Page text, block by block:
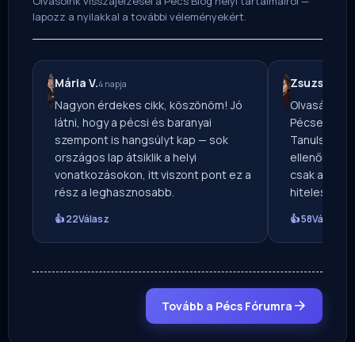
lapozz a nyilakkal a további véleményekért.
Mária V.4 napja
Nagyon érdekes cikk, köszönöm! Jó
látni, hogy a pécsi és baranyai
szempont is hangsúlyt kap — sok
országos lap átsiklik a helyi
vonatkozásokon, itt viszont pont ez a
rész a leghasznosabb.
👍 22Válasz
Zsuzsa T.
Olvasásra
Pécsen
csak a
👍 58Válasz
Tovább a Pécs Fórumra